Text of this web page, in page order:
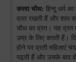
करवा चौथ: हिन्दू धर्म
व्रत रखती हैं और शाम
चौथ का व्रत। यह व्रत
उम्र के लिए करती हैं।
होने पर व्रती महिलाएं
पढ़ती हैं और उसके बाद